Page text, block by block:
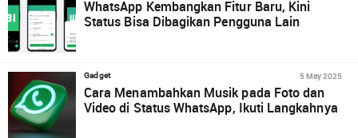
WhatsApp Kembangkan Fitur Baru, Kini
Status Bisa Dibagikan Pengguna Lain
Gadget 5 May 2025
Cara Menambahkan Musik pada Foto dan
Video di Status WhatsApp, Ikuti Langkahnya